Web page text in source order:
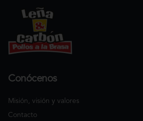
Conócenos
Misión, visión y valores
Contacto